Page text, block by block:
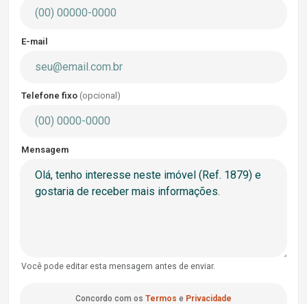
E-mail
Telefone fixo (opcional)
Mensagem
Você pode editar esta mensagem antes de enviar.
Concordo com os Termos e Privacidade